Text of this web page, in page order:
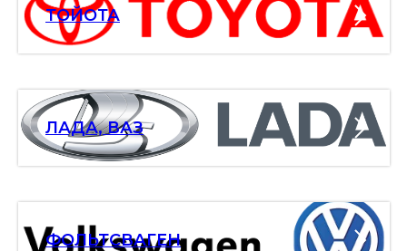
ТОЙОТА
ЛАДА, ВАЗ
ФОЛЬТСВАГЕН